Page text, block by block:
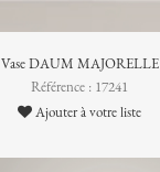
Vase DAUM MAJORELLE
Référence : 17241
Ajouter à votre liste